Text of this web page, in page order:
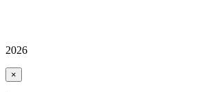
2026
×